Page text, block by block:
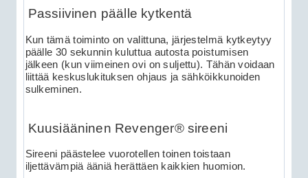
Passiivinen päälle kytkentä
Kun tämä toiminto on valittuna, järjestelmä kytkeytyy
päälle 30 sekunnin kuluttua autosta poistumisen
jälkeen (kun viimeinen ovi on suljettu). Tähän voidaan
liittää keskuslukituksen ohjaus ja sähköikkunoiden
sulkeminen.
Kuusiääninen Revenger® sireeni
Sireeni päästelee vuorotellen toinen toistaan
iljettävämpiä ääniä herättäen kaikkien huomion.